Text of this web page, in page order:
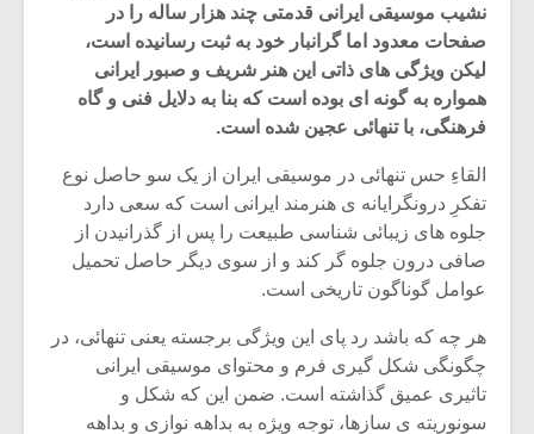
نشیب موسیقی ایرانی قدمتی چند هزار ساله را در
صفحات معدود اما گرانبار خود به ثبت رسانیده است،
لیکن ویژگی های ذاتی این هنر شریف و صبور ایرانی
همواره به گونه ای بوده است که بنا به دلایل فنی و گاه
فرهنگی، با تنهائی عجین شده است.
القاءِ حس تنهائی در موسیقی ایران از یک سو حاصل نوع
تفکرِ درونگرایانه ی هنرمند ایرانی است که سعی دارد
جلوه های زیبائی شناسی طبیعت را پس از گذرانیدن از
صافی درون جلوه گر کند و از سوی دیگر حاصل تحمیل
عوامل گوناگون تاریخی است.
هر چه که باشد رد پای این ویژگی برجسته یعنی تنهائی، در
چگونگی شکل گیری فرم و محتوای موسیقی ایرانی
تاثیری عمیق گذاشته است. ضمن این که شکل و
سونوریته ی سازها، توجه ویژه به بداهه نوازی و بداهه